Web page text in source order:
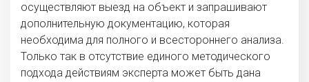
осуществляют выезд на объект и запрашивают
дополнительную документацию, которая
необходима для полного и всестороннего анализа.
Только так в отсутствие единого методического
подхода действиям эксперта может быть дана